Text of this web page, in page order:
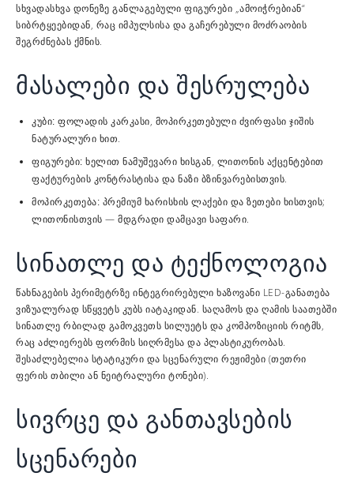
სხვადასხვა დონეზე განლაგებული ფიგურები „ამოიჭრებიან“
სიბრტყეებიდან, რაც იმპულსისა და გაჩერებული მოძრაობის
შეგრძნებას ქმნის.
მასალები და შესრულება
კუბი: ფოლადის კარკასი, მოპირკეთებული ძვირფასი ჯიშის
ნატურალური ხით.
ფიგურები: ხელით ნამუშევარი ხისგან, ლითონის აქცენტებით
ფაქტურების კონტრასტისა და ნაზი ბზინვარებისთვის.
მოპირკეთება: პრემიუმ ხარისხის ლაქები და ზეთები ხისთვის;
ლითონისთვის — მდგრადი დამცავი საფარი.
სინათლე და ტექნოლოგია
წახნაგების პერიმეტრზე ინტეგრირებული ხაზოვანი LED-განათება
ვიზუალურად სწყვეტს კუბს იატაკიდან. საღამოს და ღამის საათებში
სინათლე რბილად გამოკვეთს სილუეტს და კომპოზიციის რიტმს,
რაც აძლიერებს ფორმის სიღრმესა და პლასტიკურობას.
შესაძლებელია სტატიკური და სცენარული რეჟიმები (თეთრი
ფერის თბილი ან ნეიტრალური ტონები).
სივრცე და განთავსების
სცენარები